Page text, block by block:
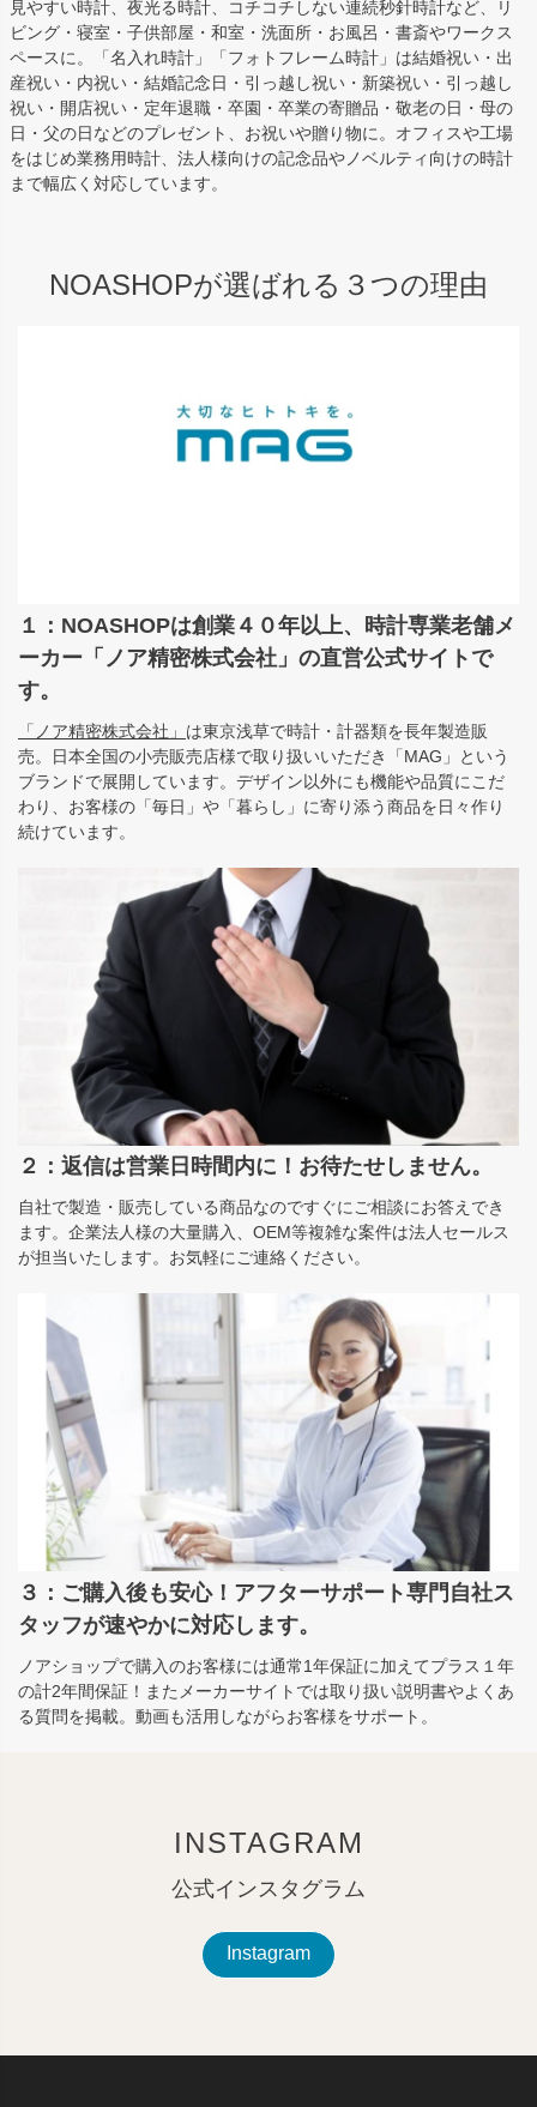
見やすい時計、夜光る時計、コチコチしない連続秒針時計など、リ
ビング・寝室・子供部屋・和室・洗面所・お風呂・書斎やワークス
ペースに。「名入れ時計」「フォトフレーム時計」は結婚祝い・出
産祝い・内祝い・結婚記念日・引っ越し祝い・新築祝い・引っ越し
祝い・開店祝い・定年退職・卒園・卒業の寄贈品・敬老の日・母の
日・父の日などのプレゼント、お祝いや贈り物に。オフィスや工場
をはじめ業務用時計、法人様向けの記念品やノベルティ向けの時計
まで幅広く対応しています。
NOASHOPが選ばれる３つの理由
１：NOASHOPは創業４０年以上、時計専業老舗メ
ーカー「ノア精密株式会社」の直営公式サイトで
す。
「ノア精密株式会社」 は東京浅草で時計・計器類を長年製造販
売。日本全国の小売販売店様で取り扱いいただき「MAG」という
ブランドで展開しています。デザイン以外にも機能や品質にこだ
わり、お客様の「毎日」や「暮らし」に寄り添う商品を日々作り
続けています。
２：返信は営業日時間内に！お待たせしません。
自社で製造・販売している商品なのですぐにご相談にお答えでき
ます。企業法人様の大量購入、OEM等複雑な案件は法人セールス
が担当いたします。お気軽にご連絡ください。
３：ご購入後も安心！アフターサポート専門自社ス
タッフが速やかに対応します。
ノアショップで購入のお客様には通常1年保証に加えてプラス１年
の計2年間保証！またメーカーサイトでは取り扱い説明書やよくあ
る質問を掲載。動画も活用しながらお客様をサポート。
INSTAGRAM
公式インスタグラム
Instagram